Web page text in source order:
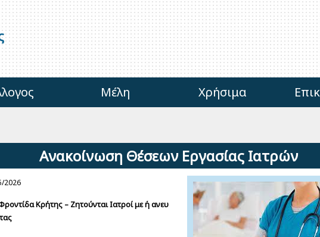
Μέλη Χρήσιμα
Ανακοίνωση Θέσεων Εργασίας Ιατρών
2026
Κρήτης – Ζητούνται Ιατροί με ή ανευ